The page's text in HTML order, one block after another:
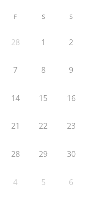
F S S
28 1 2
7 8 9
14 15 16
21 22 23
28 29 30
4 5 6